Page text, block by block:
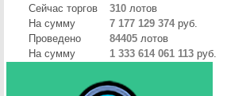
Сейчас торгов
310 лотов
На сумму
7 177 129 374 руб.
Проведено
84405 лотов
На сумму
1 333 614 061 113 руб.